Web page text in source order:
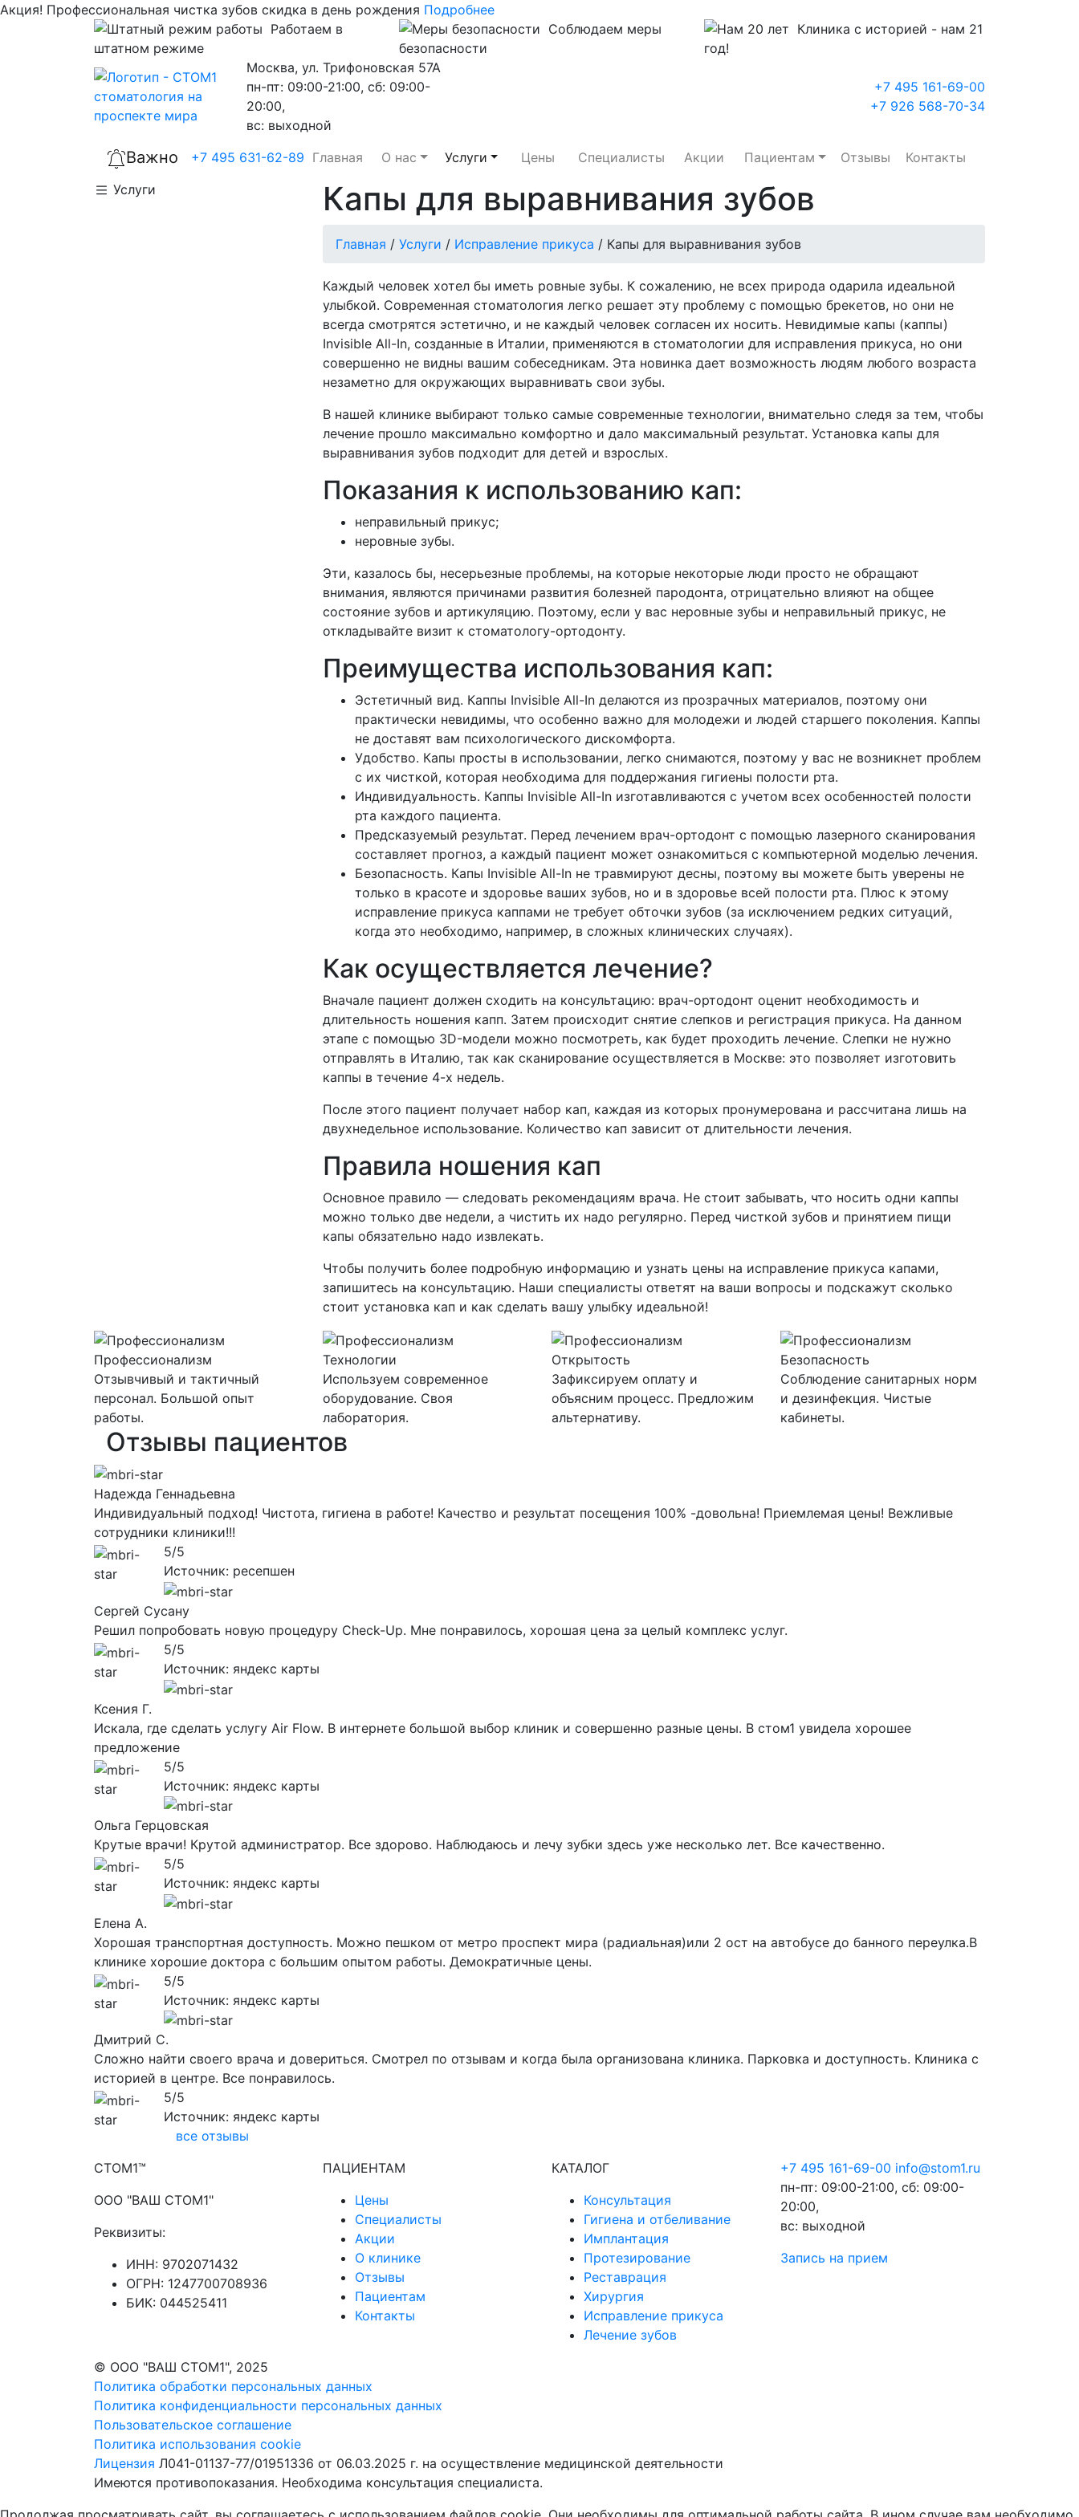
Акция! Профессиональная чистка зубов скидка в день рождения Подробнее
Работаем в
штатном режиме
Соблюдаем меры
безопасности
Клиника с историей - нам 21
год!
Москва, ул. Трифоновская 57А
пн-пт: 09:00-21:00, сб: 09:00-
20:00,
вс: выходной
+7 495 161-69-00
+7 926 568-70-34
Важно +7 495 631-62-89 Главная О нас Услуги Цены Специалисты Акции Пациентам Отзывы
Контакты
Услуги
Капы для выравнивания зубов
Главная / Услуги / Исправление прикуса / Капы для выравнивания зубов
Каждый человек хотел бы иметь ровные зубы. К сожалению, не всех природа одарила идеальной
улыбкой. Современная стоматология легко решает эту проблему с помощью брекетов, но они не
всегда смотрятся эстетично, и не каждый человек согласен их носить. Невидимые капы (каппы)
Invisible All-In, созданные в Италии, применяются в стоматологии для исправления прикуса, но они
совершенно не видны вашим собеседникам. Эта новинка дает возможность людям любого возраста
незаметно для окружающих выравнивать свои зубы.
В нашей клинике выбирают только самые современные технологии, внимательно следя за тем, чтобы
лечение прошло максимально комфортно и дало максимальный результат. Установка капы для
выравнивания зубов подходит для детей и взрослых.
Показания к использованию кап:
неправильный прикус;
неровные зубы.
Эти, казалось бы, несерьезные проблемы, на которые некоторые люди просто не обращают
внимания, являются причинами развития болезней пародонта, отрицательно влияют на общее
состояние зубов и артикуляцию. Поэтому, если у вас неровные зубы и неправильный прикус, не
откладывайте визит к стоматологу-ортодонту.
Преимущества использования кап:
Эстетичный вид. Каппы Invisible All-In делаются из прозрачных материалов, поэтому они
практически невидимы, что особенно важно для молодежи и людей старшего поколения. Каппы
не доставят вам психологического дискомфорта.
Удобство. Капы просты в использовании, легко снимаются, поэтому у вас не возникнет проблем
с их чисткой, которая необходима для поддержания гигиены полости рта.
Индивидуальность. Каппы Invisible All-In изготавливаются с учетом всех особенностей полости
рта каждого пациента.
Предсказуемый результат. Перед лечением врач-ортодонт с помощью лазерного сканирования
составляет прогноз, а каждый пациент может ознакомиться с компьютерной моделью лечения.
Безопасность. Капы Invisible All-In не травмируют десны, поэтому вы можете быть уверены не
только в красоте и здоровье ваших зубов, но и в здоровье всей полости рта. Плюс к этому
исправление прикуса каппами не требует обточки зубов (за исключением редких ситуаций,
когда это необходимо, например, в сложных клинических случаях).
Как осуществляется лечение?
Вначале пациент должен сходить на консультацию: врач-ортодонт оценит необходимость и
длительность ношения капп. Затем происходит снятие слепков и регистрация прикуса. На данном
этапе с помощью 3D-модели можно посмотреть, как будет проходить лечение. Слепки не нужно
отправлять в Италию, так как сканирование осуществляется в Москве: это позволяет изготовить
каппы в течение 4-х недель.
После этого пациент получает набор кап, каждая из которых пронумерована и рассчитана лишь на
двухнедельное использование. Количество кап зависит от длительности лечения.
Правила ношения кап
Основное правило — следовать рекомендациям врача. Не стоит забывать, что носить одни каппы
можно только две недели, а чистить их надо регулярно. Перед чисткой зубов и принятием пищи
капы обязательно надо извлекать.
Чтобы получить более подробную информацию и узнать цены на исправление прикуса капами,
запишитесь на консультацию. Наши специалисты ответят на ваши вопросы и подскажут сколько
стоит установка кап и как сделать вашу улыбку идеальной!
Профессионализм
Отзывчивый и тактичный
персонал. Большой опыт
работы.
Технологии
Используем современное
оборудование. Своя
лаборатория.
Открытость
Зафиксируем оплату и
объясним процесс. Предложим
альтернативу.
Безопасность
Соблюдение санитарных норм
и дезинфекция. Чистые
кабинеты.
Отзывы пациентов
Надежда Геннадьевна
Индивидуальный подход! Чистота, гигиена в работе! Качество и результат посещения 100% -довольна! Приемлемая цены! Вежливые
сотрудники клиники!!!
5/5
Источник: ресепшен
Сергей Сусану
Решил попробовать новую процедуру Check-Up. Мне понравилось, хорошая цена за целый комплекс услуг.
5/5
Источник: яндекс карты
Ксения Г.
Искала, где сделать услугу Air Flow. В интернете большой выбор клиник и совершенно разные цены. В стом1 увидела хорошее
предложение
5/5
Источник: яндекс карты
Ольга Герцовская
Крутые врачи! Крутой администратор. Все здорово. Наблюдаюсь и лечу зубки здесь уже несколько лет. Все качественно.
5/5
Источник: яндекс карты
Елена А.
Хорошая транспортная доступность. Можно пешком от метро проспект мира (радиальная)или 2 ост на автобусе до банного переулка.В
клинике хорошие доктора с большим опытом работы. Демократичные цены.
5/5
Источник: яндекс карты
Дмитрий С.
Сложно найти своего врача и довериться. Смотрел по отзывам и когда была организована клиника. Парковка и доступность. Клиника с
историей в центре. Все понравилось.
5/5
Источник: яндекс карты
все отзывы
CТОМ1™
ООО "ВАШ СТОМ1"
Реквизиты:
ИНН: 9702071432
ОГРН: 1247700708936
БИК: 044525411
ПАЦИЕНТАМ
Цены
Специалисты
Акции
О клинике
Отзывы
Пациентам
Контакты
КАТАЛОГ
Консультация
Гигиена и отбеливание
Имплантация
Протезирование
Реставрация
Хирургия
Исправление прикуса
Лечение зубов
+7 495 161-69-00 info@stom1.ru
пн-пт: 09:00-21:00, сб: 09:00-
20:00,
вс: выходной
Запись на прием
© ООО "ВАШ СТОМ1", 2025
Политика обработки персональных данных
Политика конфиденциальности персональных данных
Пользовательское соглашение
Политика использования cookie
Лицензия Л041-01137-77/01951336 от 06.03.2025 г. на осуществление медицинской деятельности
Имеются противопоказания. Необходима консультация специалиста.